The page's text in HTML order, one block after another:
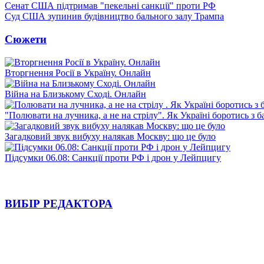
Сенат США підтримав "пекельні санкції" проти РФ
Суд США зупинив будівництво бального залу Трампа
Сюжети
Вторгнення Росії в Україну. Онлайн
Війна на Близькому Сході. Онлайн
"Полювати на лучника, а не на стрілу". Як Україні боротись з
Загадковий звук вибуху налякав Москву: що це було
Підсумки 06.08: Санкції проти РФ і дрон у Лейпцигу
ВИБІР РЕДАКТОРА